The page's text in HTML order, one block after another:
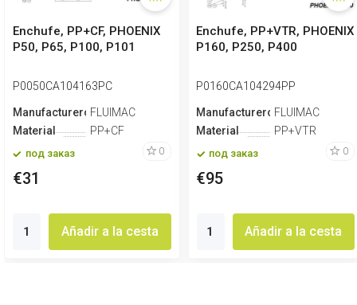
Enchufe, PP+CF, PHOENIX
P50, P65, P100, P101
P0050CA104163PC
Manufacturero FLUIMAC
Material
PP+CF
под заказ 0
€31
Añadir a la cesta
Enchufe, PP+VTR, PHOENIX
P160, P250, P400
P0160CA104294PP
Manufacturero FLUIMAC
Material
PP+VTR
под заказ 0
€95
Añadir a la cesta